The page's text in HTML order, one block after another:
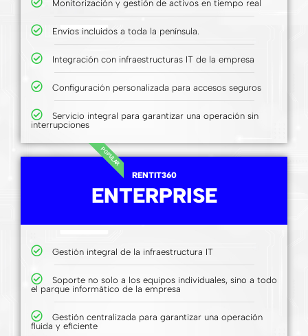
Monitorización y gestión de activos en tiempo real
Envíos incluidos a toda la península.
Integración con infraestructuras IT de la empresa
Configuración personalizada para accesos seguros
Servicio integral para garantizar una operación sin
interrupciones
POPULAR
RENTIT360
ENTERPRISE
Gestión integral de la infraestructura IT
Soporte no solo a los equipos individuales, sino a todo
el parque informático de la empresa
Gestión centralizada para garantizar una operación
fluida y eficiente